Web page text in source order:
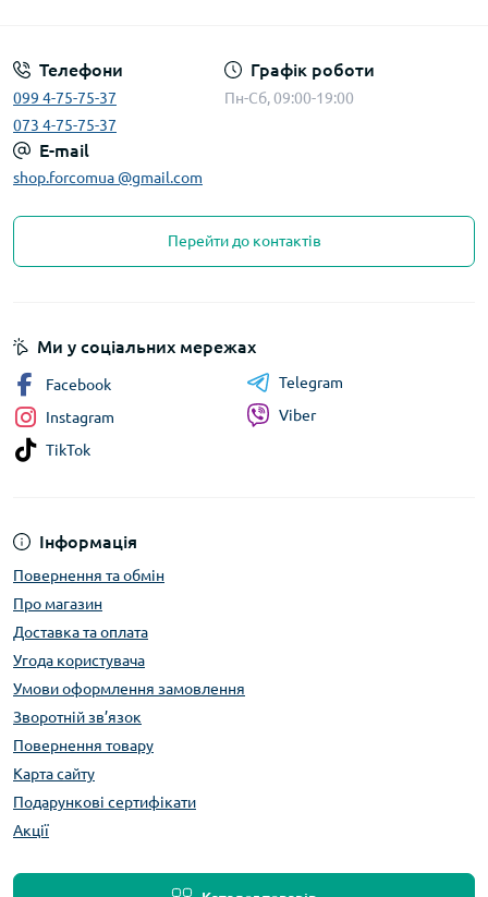
Телефони
099 4-75-75-37
073 4-75-75-37
Графік роботи
Пн-Сб, 09:00-19:00
E-mail
shop.forcomua @gmail.com
Перейти до контактів
Інформація
Повернення та обмін
Про магазин
Доставка та оплата
Угода користувача
Умови оформлення замовлення
Зворотній зв’язок
Повернення товару
Карта сайту
Подарункові сертифікати
Акції
Ми у соціальних мережах
Facebook
Instagram
TikTok
Telegram
Viber